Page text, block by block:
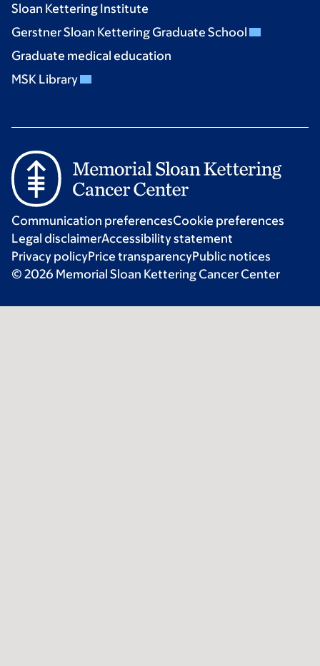
Sloan Kettering Institute
Gerstner Sloan Kettering Graduate School
Graduate medical education
MSK Library
Communication preferencesCookie preferences
Legal disclaimerAccessibility statement
Privacy policyPrice transparencyPublic notices
© 2026 Memorial Sloan Kettering Cancer Center